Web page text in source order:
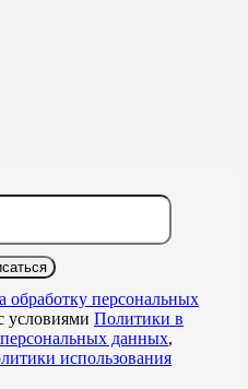
обработку персональных
условиями Политики в
данных,
использования